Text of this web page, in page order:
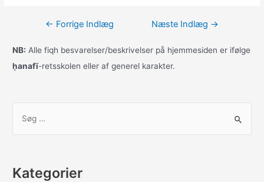
b
o
k
st
d
o
ai ar
Indlægsnavigation
← Forrige Indlæg Næste Indlæg →
NB: Alle fiqh besvarelser/beskrivelser på hjemmesiden er ifølge
ḥanafī-retsskolen eller af generel karakter.
f
Kategorier